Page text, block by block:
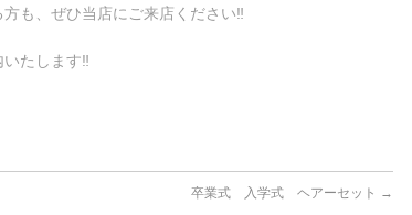
も、ぜひ当店にご来店ください‼︎
たします‼︎
卒業式 入学式 ヘアーセット →